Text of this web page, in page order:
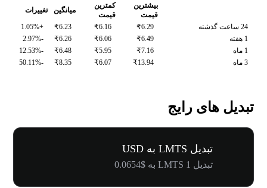
بیشترین
قیمت
کمترین
قیمت
میانگین
تغییرات
24 ساعت گذشته
₹6.29
₹6.16
₹6.23
+1.05%
1 هفته
₹6.49
₹6.06
₹6.26
-2.97%
1 ماه
₹7.16
₹5.95
₹6.48
-12.53%
3 ماه
₹13.94
₹6.07
₹8.35
-50.11%
تبدیل های رایج
تبدیل LMTS به USD
تبدیل 1 LMTS به $0.0654